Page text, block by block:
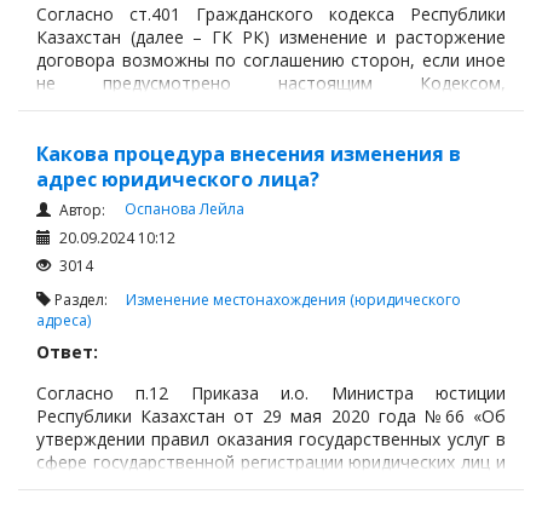
Согласно ст.401 Гражданского кодекса Республики
Казахстан (далее – ГК РК) изменение и расторжение
договора возможны по соглашению сторон, если иное
не предусмотрено настоящим Кодексом,
другими законодательными актами и договором.
По требованию одной из сторон договор может быть
изменен или расторгнут по решению суда только:
Какова процедура внесения изменения в
адрес юридического лица?
Автор:
Оспанова Лейла
20.09.2024 10:12
3014
Раздел: Изменение местонахождения (юридического
адреса)
Ответ:
Согласно п.12 Приказа и.о. Министра юстиции
Республики Казахстан от 29 мая 2020 года №66 «Об
утверждении правил оказания государственных услуг в
сфере государственной регистрации юридических лиц и
учетной регистрации филиалов и представительств»